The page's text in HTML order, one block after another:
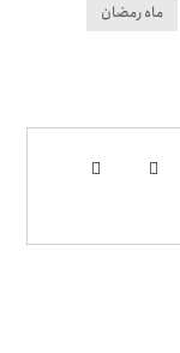
ماه رمضان